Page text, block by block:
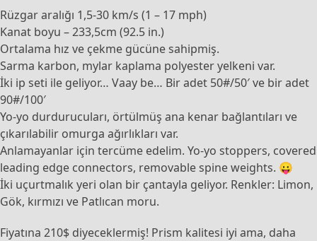
Rüzgar aralığı 1,5-30 km/s (1 – 17 mph)
Kanat boyu – 233,5cm (92.5 in.)
Ortalama hız ve çekme gücüne sahipmiş.
Sarma karbon, mylar kaplama polyester yelkeni var.
İki ip seti ile geliyor… Vaay be… Bir adet 50#/50′ ve bir adet
90#/100′
Yo-yo durdurucuları, örtülmüş ana kenar bağlantıları ve
çıkarılabilir omurga ağırlıkları var.
Anlamayanlar için tercüme edelim. Yo-yo stoppers, covered
leading edge connectors, removable spine weights. 😛
İki uçurtmalık yeri olan bir çantayla geliyor. Renkler: Limon,
Gök, kırmızı ve Patlıcan moru.
Fiyatına 210$ diyeceklermiş! Prism kalitesi iyi ama, daha